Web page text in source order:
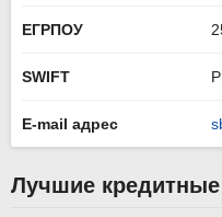
ЕГРПОУ
SWIFT
E-mail адрес
Лучшие